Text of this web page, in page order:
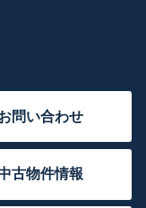
問い合わせ
古物件情報